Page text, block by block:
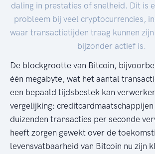
daling in prestaties of snelheid. Dit is
probleem bij veel cryptocurrencies,
waar transactietijden traag kunnen
bijzonder actief is.
De blockgrootte van Bitcoin,
één megabyte, wat het aantal
een bepaald tijdsbestek kan
vergelijking: creditcardmaatschappijen
duizenden transacties per seconde
heeft zorgen gewekt over de
levensvatbaarheid van Bitcoin nu zijn